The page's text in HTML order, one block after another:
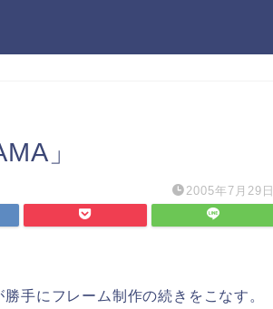
」
2005年7月29日
手にフレーム制作の続きをこなす。